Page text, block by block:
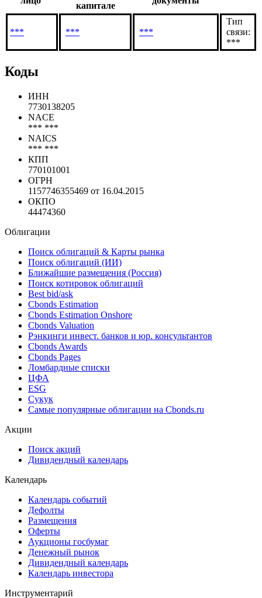
Связанное
уставном
Подтверждающие
***
Коды
ИНН
7730138205
NACE
*** ***
NAICS
*** ***
КПП
770101001
1157746355469 от 16.04.2015
44474360
Облигации
Поиск облигаций & Карты рынка
Поиск облигаций (ИИ)
Ближайшие размещения (Россия)
Поиск котировок облигаций
Best bid/ask
Cbonds Estimation
Cbonds Estimation Onshore
Cbonds Valuation
Рэнкинги инвест. банков и юр. консультантов
Cbonds Awards
Cbonds Pages
Ломбардные списки
ESG
Самые популярные облигации на Cbonds.ru
Дивидендный календарь
Календарь
Календарь событий
Дефолты
Размещения
Оферты
Аукционы госбумаг
Денежный рынок